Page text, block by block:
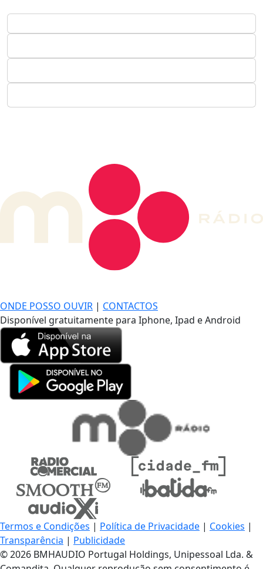
ONDE POSSO OUVIR | CONTACTOS
Disponível gratuitamente para Iphone, Ipad e Android
Termos e Condições | Política de Privacidade | Cookies |
Transparência | Publicidade
© 2026 BMHAUDIO Portugal Holdings, Unipessoal Lda. &